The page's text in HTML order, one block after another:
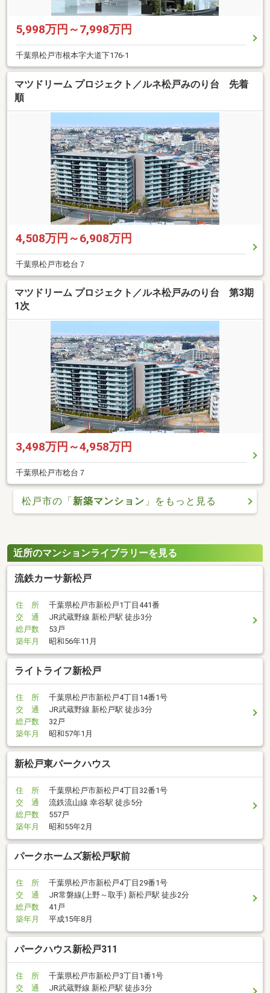
5,998万円～7,998万円
千葉県松戸市根本字大道下176-1
マツドリーム プロジェクト／ルネ松戸みのり台 先着
順
4,508万円～6,908万円
千葉県松戸市稔台７
マツドリーム プロジェクト／ルネ松戸みのり台 第3期
1次
3,498万円～4,958万円
千葉県松戸市稔台７
松戸市の「新築マンション 」をもっと見る
近所のマンションライブラリーを見る
流鉄カーサ新松戸
住 所
千葉県松戸市新松戸1丁目441番
交 通
JR武蔵野線 新松戸駅 徒歩3分
総戸数
53戸
築年月
昭和56年11月
ライトライフ新松戸
住 所
千葉県松戸市新松戸4丁目14番1号
交 通
JR武蔵野線 新松戸駅 徒歩3分
総戸数
32戸
築年月
昭和57年1月
新松戸東パークハウス
住 所
千葉県松戸市新松戸4丁目32番1号
交 通
流鉄流山線 幸谷駅 徒歩5分
総戸数
557戸
築年月
昭和55年2月
パークホームズ新松戸駅前
住 所
千葉県松戸市新松戸4丁目29番1号
交 通
JR常磐線(上野～取手) 新松戸駅 徒歩2分
総戸数
41戸
築年月
平成15年8月
パークハウス新松戸311
住 所
千葉県松戸市新松戸3丁目1番1号
交 通
JR武蔵野線 新松戸駅 徒歩3分